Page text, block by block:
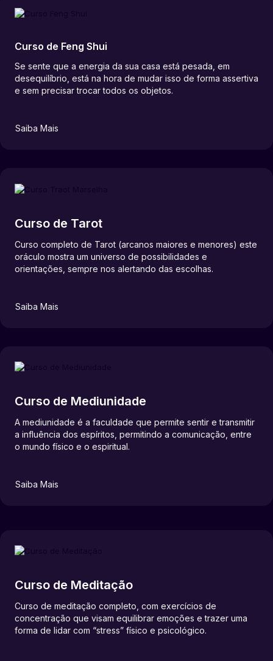
Curso de Feng Shui
Se sente que a energia da sua casa está pesada, em
desequilíbrio, está na hora de mudar isso de forma assertiva
e sem precisar trocar todos os objetos.
Saiba Mais
Curso de Tarot
Curso completo de Tarot (arcanos maiores e menores) este
oráculo mostra um universo de possibilidades e
orientações, sempre nos alertando das escolhas.
Saiba Mais
Curso de Mediunidade
A mediunidade é a faculdade que permite sentir e transmitir
a influência dos espíritos, permitindo a comunicação, entre
o mundo físico e o espiritual.
Saiba Mais
Curso de Meditação
Curso de meditação completo, com exercícios de
concentração que visam equilibrar emoções e trazer uma
forma de lidar com “stress” físico e psicológico.